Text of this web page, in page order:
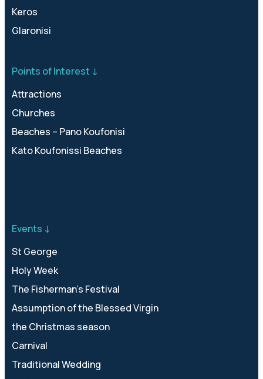
Keros
Glaronisi
Points of Interest ↓
Attractions
Churches
Beaches – Pano Koufonisi
Kato Koufonissi Beaches
Events ↓
St George
Holy Week
The Fisherman’s Festival
Assumption of the Blessed Virgin
the Christmas season
Carnival
Traditional Wedding